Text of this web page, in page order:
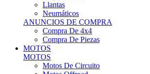
Llantas
Neumáticos
ANUNCIOS DE COMPRA
Compra De 4x4
Compra De Piezas
MOTOS
MOTOS
Motos De Circuito